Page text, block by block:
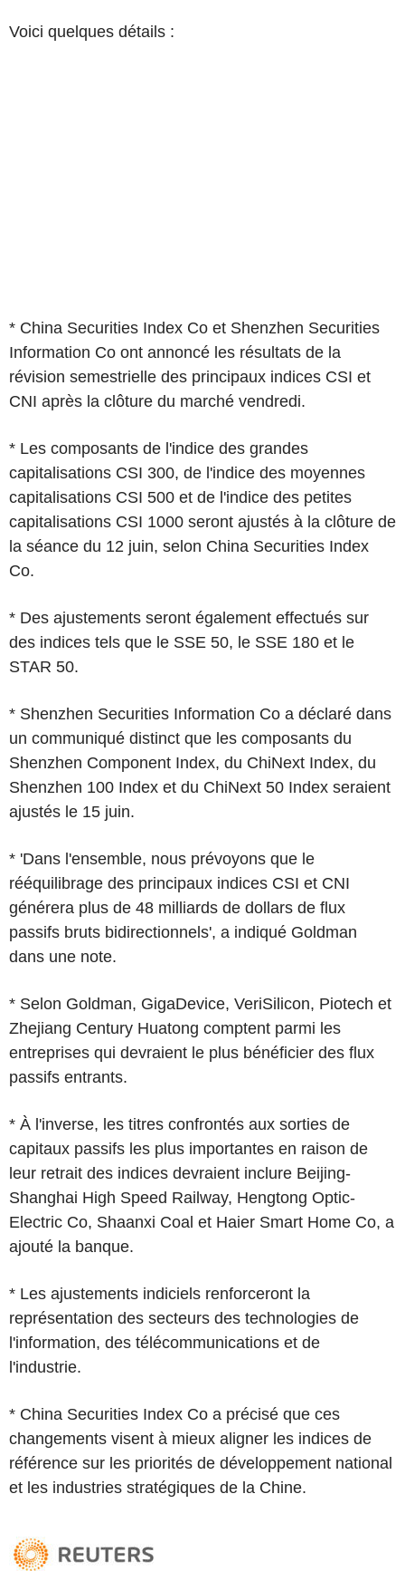
Voici quelques détails :
* China Securities Index Co et Shenzhen Securities
Information Co ont annoncé les résultats de la
révision semestrielle des principaux indices CSI et
CNI après la clôture du marché vendredi.
* Les composants de l'indice des grandes
capitalisations CSI 300, de l'indice des moyennes
capitalisations CSI 500 et de l'indice des petites
capitalisations CSI 1000 seront ajustés à la clôture de
la séance du 12 juin, selon China Securities Index
Co.
* Des ajustements seront également effectués sur
des indices tels que le SSE 50, le SSE 180 et le
STAR 50.
* Shenzhen Securities Information Co a déclaré dans
un communiqué distinct que les composants du
Shenzhen Component Index, du ChiNext Index, du
Shenzhen 100 Index et du ChiNext 50 Index seraient
ajustés le 15 juin.
* 'Dans l'ensemble, nous prévoyons que le
rééquilibrage des principaux indices CSI et CNI
générera plus de 48 milliards de dollars de flux
passifs bruts bidirectionnels', a indiqué Goldman
dans une note.
* Selon Goldman, GigaDevice, VeriSilicon, Piotech et
Zhejiang Century Huatong comptent parmi les
entreprises qui devraient le plus bénéficier des flux
passifs entrants.
* À l'inverse, les titres confrontés aux sorties de
capitaux passifs les plus importantes en raison de
leur retrait des indices devraient inclure Beijing-
Shanghai High Speed Railway, Hengtong Optic-
Electric Co, Shaanxi Coal et Haier Smart Home Co, a
ajouté la banque.
* Les ajustements indiciels renforceront la
représentation des secteurs des technologies de
l'information, des télécommunications et de
l'industrie.
* China Securities Index Co a précisé que ces
changements visent à mieux aligner les indices de
référence sur les priorités de développement national
et les industries stratégiques de la Chine.